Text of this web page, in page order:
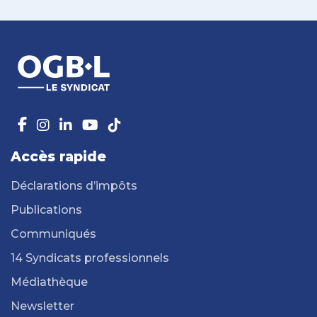
Accès rapide
Déclarations d’impôts
Publications
Communiqués
14 Syndicats professionnels
Médiathèque
Newsletter